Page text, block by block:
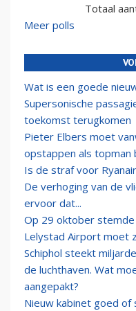
Totaal
Meer polls
Wat is een goede
Supersonische
toekomst terugkomen
Pieter Elbers moet
opstappen als topman
Is de straf voor
De verhoging van de
ervoor dat...
Op 29 oktober stemde
Lelystad Airport moet
Schiphol steekt
de luchthaven. Wat
aangepakt?
Nieuw kabinet goed of